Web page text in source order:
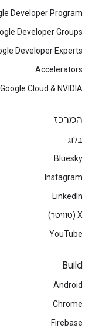
Developer Program
Developer Groups
Developer Experts
Accelerators
Google Cloud & NVIDIA
המרכז
בלוג
Bluesky
Instagram
LinkedIn
‫X (טוויטר)
YouTube
Build
Android
Chrome
Firebase